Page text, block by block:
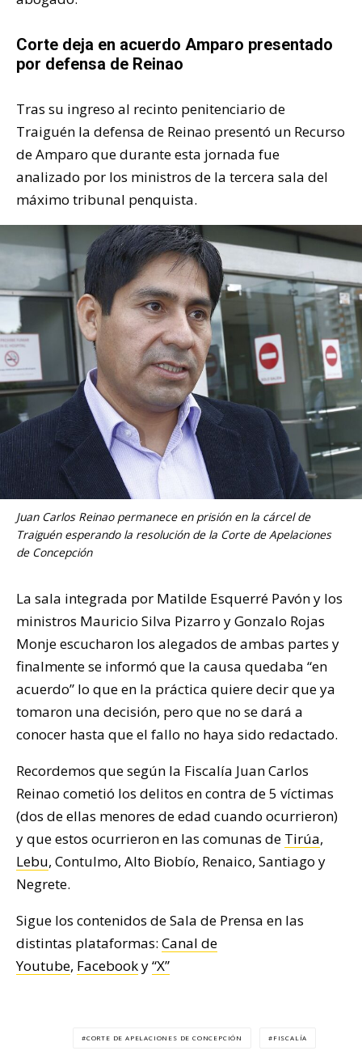
Corte deja en acuerdo Amparo presentado
por defensa de Reinao
Tras su ingreso al recinto penitenciario de
Traiguén la defensa de Reinao presentó un Recurso
de Amparo que durante esta jornada fue
analizado por los ministros de la tercera sala del
máximo tribunal penquista.
Juan Carlos Reinao permanece en prisión en la cárcel de
Traiguén esperando la resolución de la Corte de Apelaciones
de Concepción
La sala integrada por Matilde Esquerré Pavón y los
ministros Mauricio Silva Pizarro y Gonzalo Rojas
Monje escucharon los alegados de ambas partes y
finalmente se informó que la causa quedaba “en
acuerdo” lo que en la práctica quiere decir que ya
tomaron una decisión, pero que no se dará a
conocer hasta que el fallo no haya sido redactado.
Recordemos que según la Fiscalía Juan Carlos
Reinao cometió los delitos en contra de 5 víctimas
(dos de ellas menores de edad cuando ocurrieron)
y que estos ocurrieron en las comunas de Tirúa,
Lebu, Contulmo, Alto Biobío, Renaico, Santiago y
Negrete.
Sigue los contenidos de Sala de Prensa en las
distintas plataformas: Canal de
Youtube, Facebooky“X”
CORTE DE APELACIONES DE CONCEPCIÓN FISCALÍA